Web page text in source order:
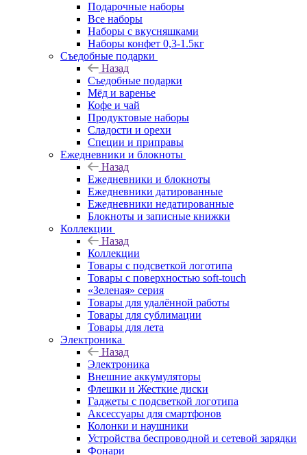
Подарочные наборы
Все наборы
Наборы с вкусняшками
Наборы конфет 0,3-1.5кг
Съедобные подарки
Назад
Съедобные подарки
Мёд и варенье
Кофе и чай
Продуктовые наборы
Сладости и орехи
Специи и приправы
Ежедневники и блокноты
Назад
Ежедневники и блокноты
Ежедневники датированные
Ежедневники недатированные
Блокноты и записные книжки
Коллекции
Назад
Коллекции
Товары с подсветкой логотипа
Товары с поверхностью soft-touch
«Зеленая» серия
Товары для удалённой работы
Товары для сублимации
Товары для лета
Электроника
Назад
Электроника
Внешние аккумуляторы
Флешки и Жесткие диски
Гаджеты с подсветкой логотипа
Аксессуары для смартфонов
Колонки и наушники
Устройства беспроводной и сетевой зарядки
Фонари